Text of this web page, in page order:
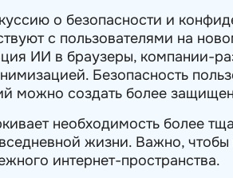
о безопасности и
с пользователями на
ИИ в браузеры, компании-
Безопасность
можно создать более
необходимость более
жизни. Важно, чтобы
интернет-пространства.